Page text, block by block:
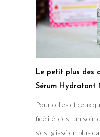
Le petit plus des
Sérum Hydratant
Pour celles et ceux
fidélité, c’est un soin
s’est glissé en plus